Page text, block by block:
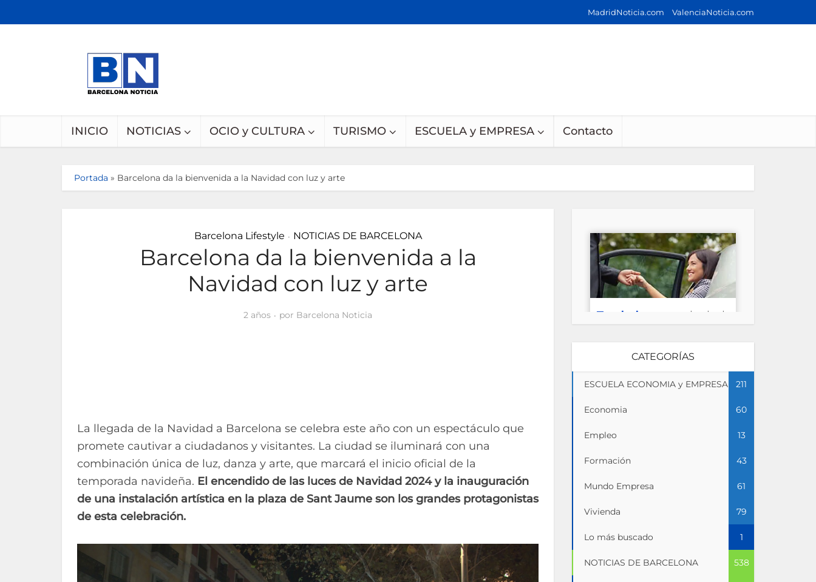
MadridNoticia.com ValenciaNoticia.com
INICIO NOTICIAS OCIO y CULTURA TURISMO ESCUELA y EMPRESA Contacto
Portada » Barcelona da la bienvenida a la Navidad con luz y arte
Barcelona Lifestyle • NOTICIAS DE BARCELONA
Barcelona da la bienvenida a la
Navidad con luz y arte
2 años por Barcelona Noticia
La llegada de la Navidad a Barcelona se celebra este año con un espectáculo que
promete cautivar a ciudadanos y visitantes. La ciudad se iluminará con una
combinación única de luz, danza y arte, que marcará el inicio oficial de la
temporada navideña. El encendido de las luces de Navidad 2024 y la inauguración
de una instalación artística en la plaza de Sant Jaume son los grandes protagonistas
de esta celebración.
CATEGORÍAS
ESCUELA ECONOMIA y EMPRESA 211
Economia 60
Empleo 13
Formación 43
Mundo Empresa 61
Vivienda 79
Lo más buscado 1
NOTICIAS DE BARCELONA 538